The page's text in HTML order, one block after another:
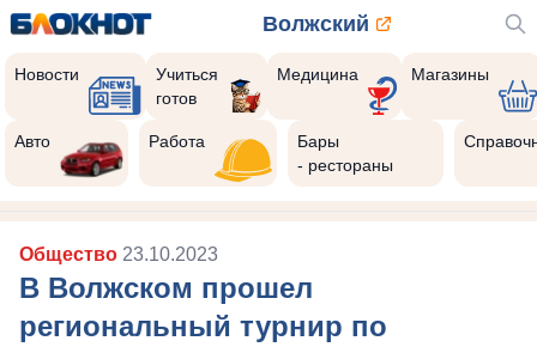
Волжский
Новости
Учиться
готов
Медицина Магазины
Авто Работа
Бары
- рестораны
Общество 23.10.2023
В Волжском прошел
региональный турнир по